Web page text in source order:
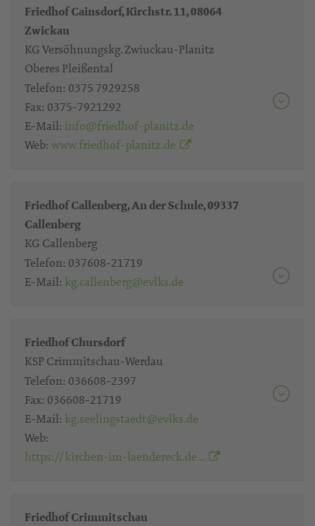
Friedhof Cainsdorf, Kirchstr. 11, 08064
Zwickau
KG Versöhnungskg. Zwiuckau-Planitz
Oberes Pleißental
Telefon: 0375 7929258
Fax: 0375-7921292
E-Mail: info@friedhof-planitz.de
Web: www.friedhof-planitz.de
Friedhof Callenberg, An der Schule, 09337
Callenberg
KG Callenberg
Telefon: 037608-21719
E-Mail: kg.callenberg@evlks.de
Friedhof Chursdorf
KSP Crimmitschau-Werdau
Telefon: 036608-2397
Fax: 036608-21719
E-Mail: kg.seelingstaedt@evlks.de
Web:
https://kirchen-im-laendereck.de…
Friedhof Crimmitschau